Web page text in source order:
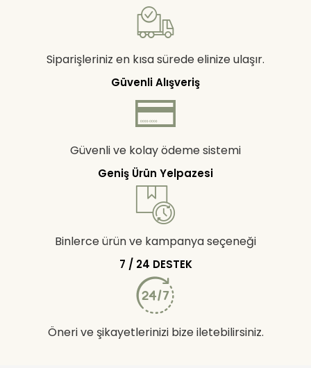
Siparişleriniz en kısa sürede elinize ulaşır.
Güvenli Alışveriş
Güvenli ve kolay ödeme sistemi
Geniş Ürün Yelpazesi
Binlerce ürün ve kampanya seçeneği
7 / 24 DESTEK
Öneri ve şikayetlerinizi bize iletebilirsiniz.